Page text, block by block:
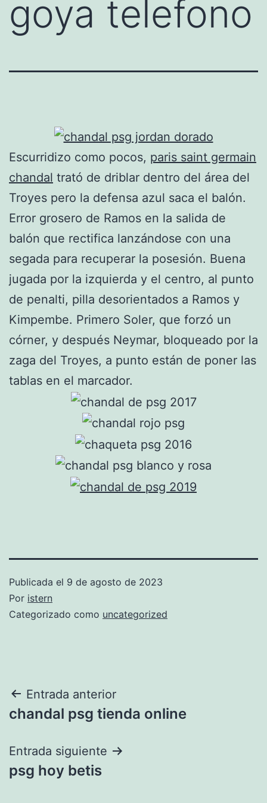
goya telefono
Escurridizo como pocos, paris saint germain
chandal trató de driblar dentro del área del
Troyes pero la defensa azul saca el balón.
Error grosero de Ramos en la salida de
balón que rectifica lanzándose con una
segada para recuperar la posesión. Buena
jugada por la izquierda y el centro, al punto
de penalti, pilla desorientados a Ramos y
Kimpembe. Primero Soler, que forzó un
córner, y después Neymar, bloqueado por la
zaga del Troyes, a punto están de poner las
tablas en el marcador.
Publicada el 9 de agosto de 2023
Por istern
Categorizado como uncategorized
Navegación
de
entradas
Entrada anterior
chandal psg tienda online
Entrada siguiente
psg hoy betis